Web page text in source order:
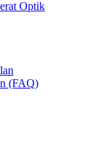
Optik
(FAQ)